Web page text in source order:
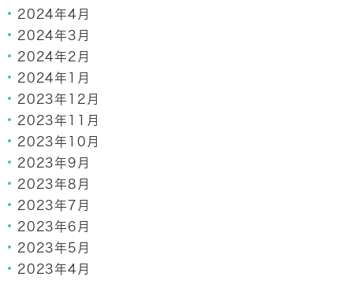
2024年4月
2024年3月
2024年2月
2024年1月
2023年12月
2023年11月
2023年10月
2023年9月
2023年8月
2023年7月
2023年6月
2023年5月
2023年4月